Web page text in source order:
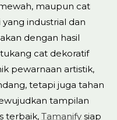
maupun cat
industrial dan
dengan hasil
cat dekoratif
pewarnaan artistik,
tetapi juga tahan
tampilan
terbaik, Tamanify siap